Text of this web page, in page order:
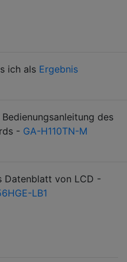
ich als Ergebnis
des
- GA-H110TN-M
Datenblatt von LCD -
LB1